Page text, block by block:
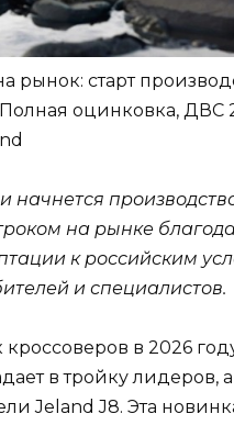
рынок: старт
оцинковка, ДВС
начнется
на рынке
к российским
и специалистов.
в 2026
в тройку лидеров,
Jeland J8. Эта